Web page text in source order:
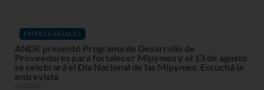
EMPRESARIALES
ANDE presentó Programa de Desarrollo de
Proveedores para fortalecer Mipymes y el 13 de agosto
se celebrará el Día Nacional de las Mipymes. Escuchá la
entrevista
31/07/26